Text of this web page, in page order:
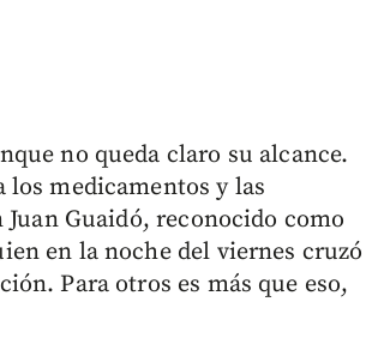
no queda claro su alcance.
los medicamentos y las
Guaidó, reconocido como
en la noche del viernes cruzó
Para otros es más que eso,